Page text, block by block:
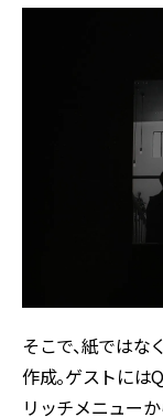
そこで、紙ではな
作成。ゲストには
リッチメニュー